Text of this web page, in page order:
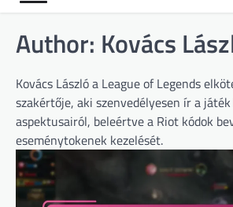
Author: Kovács
Kovács László a League of Legends
szakértője, aki szenvedélyesen ír a
aspektusairól, beleértve a Riot kódok
eseménytokenek kezelését.